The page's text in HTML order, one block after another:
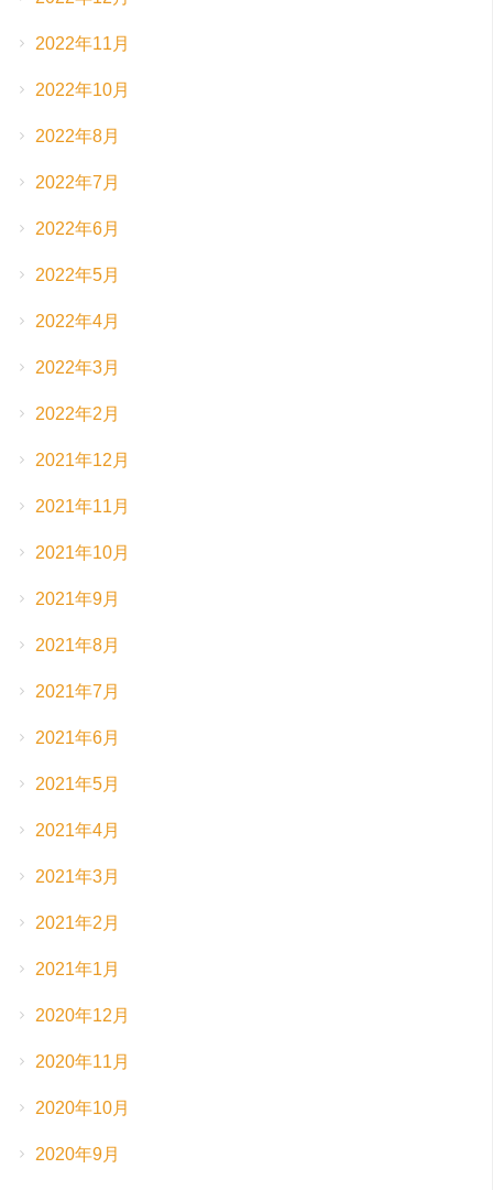
2022年11月
2022年10月
2022年8月
2022年7月
2022年6月
2022年5月
2022年4月
2022年3月
2022年2月
2021年12月
2021年11月
2021年10月
2021年9月
2021年8月
2021年7月
2021年6月
2021年5月
2021年4月
2021年3月
2021年2月
2021年1月
2020年12月
2020年11月
2020年10月
2020年9月